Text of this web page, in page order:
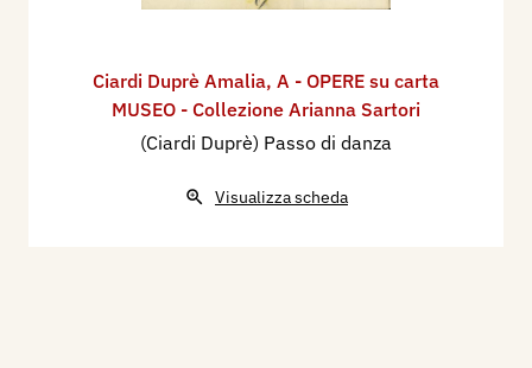
Ciardi Duprè Amalia, A - OPERE su carta
MUSEO - Collezione Arianna Sartori
(Ciardi Duprè) Passo di danza
Visualizza scheda